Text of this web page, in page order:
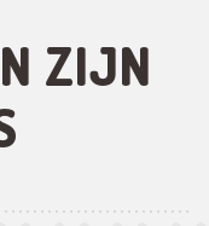
ZIJN